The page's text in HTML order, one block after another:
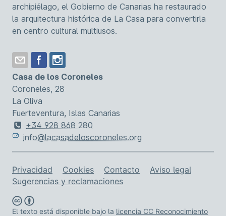
archipiélago, el Gobierno de Canarias ha restaurado
la arquitectura histórica de La Casa para convertirla
en centro cultural multiusos.
Casa de los Coroneles
Coroneles, 28
La Oliva
Fuerteventura, Islas Canarias
+34 928 868 280
info@lacasadeloscoroneles.org
Enlaces de asistencia
Privacidad Cookies Contacto
Aviso legal
Sugerencias y reclamaciones
El texto está disponible bajo la licencia CC Reconocimiento